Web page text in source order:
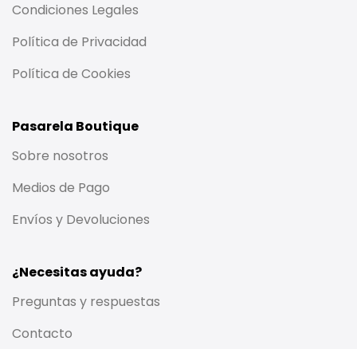
Condiciones Legales
Política de Privacidad
Política de Cookies
Pasarela Boutique
Sobre nosotros
Medios de Pago
Envíos y Devoluciones
¿Necesitas ayuda?
Preguntas y respuestas
Contacto